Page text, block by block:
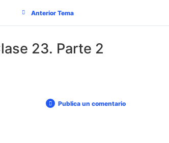
Anterior Tema
23. Parte 2
Publica un comentario